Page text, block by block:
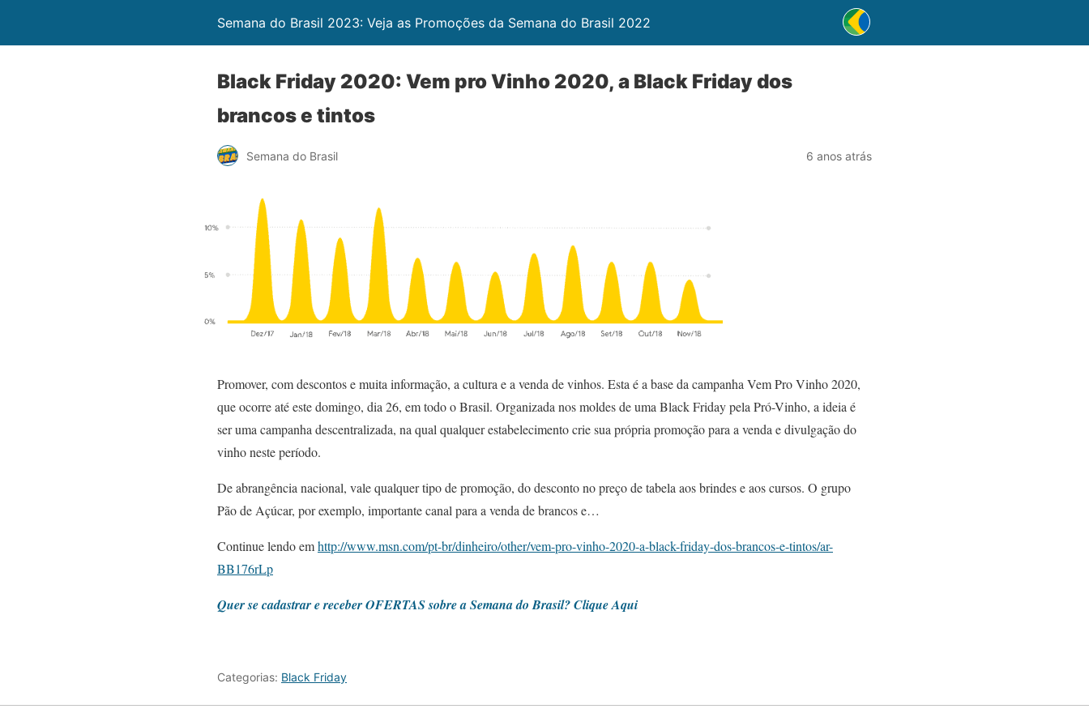
Semana do Brasil 2023: Veja as Promoções da Semana do Brasil 2022
Black Friday 2020: Vem pro Vinho 2020, a Black Friday dos
brancos e tintos
Semana do Brasil 6 anos atrás
Promover, com descontos e muita informação, a cultura e a venda de vinhos. Esta é a base da campanha Vem Pro Vinho 2020,
que ocorre até este domingo, dia 26, em todo o Brasil. Organizada nos moldes de uma Black Friday pela Pró-Vinho, a ideia é
ser uma campanha descentralizada, na qual qualquer estabelecimento crie sua própria promoção para a venda e divulgação do
vinho neste período.
De abrangência nacional, vale qualquer tipo de promoção, do desconto no preço de tabela aos brindes e aos cursos. O grupo
Pão de Açúcar, por exemplo, importante canal para a venda de brancos e…
Continue lendo emhttp://www.msn.com/pt-br/dinheiro/other/vem-pro-vinho-2020-a-black-friday-dos-brancos-e-tintos/ar-
BB176rLp
Quer se cadastrar e receber OFERTAS sobre a Semana do Brasil? Clique Aqui
Categorias: Black Friday